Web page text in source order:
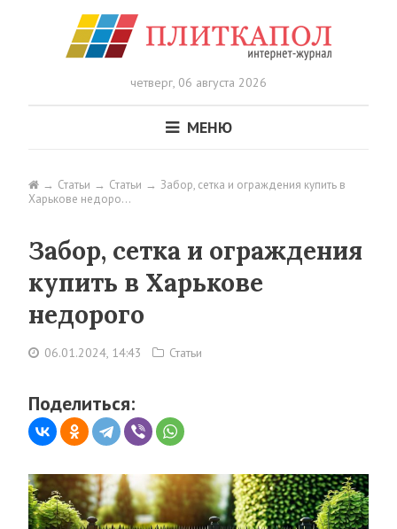
четверг, 06 августа 2026
МЕНЮ
Статьи Статьи
Забор, сетка и ограждения купить в
Харькове недоро…
Забор, сетка и ограждения
купить в Харькове
недорого
06.01.2024, 14:43 Статьи
Поделиться: